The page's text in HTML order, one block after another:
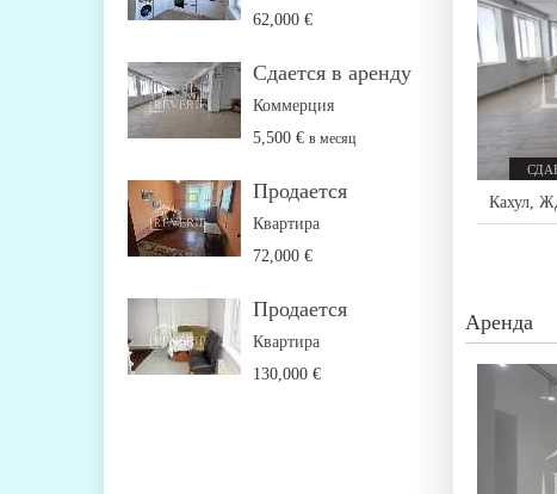
62,000 €
Сдается в аренду
Коммерция
5,500 € в месяц
Продается
Квартира
72,000 €
Продается
Квартира
130,000 €
Кахул,
Аренда